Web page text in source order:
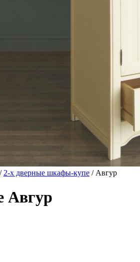
/ 2-х дверные шкафы-купе / Авгур
Авгур